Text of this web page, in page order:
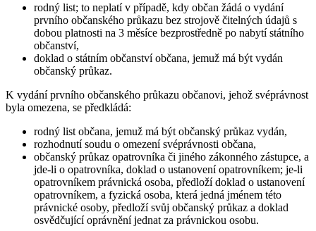
rodný list; to neplatí v případě, kdy občan žádá o vydání
prvního občanského průkazu bez strojově čitelných údajů s
dobou platnosti na 3 měsíce bezprostředně po nabytí státního
občanství,
doklad o státním občanství občana, jemuž má být vydán
občanský průkaz.
K vydání prvního občanského průkazu občanovi, jehož svéprávnost
byla omezena, se předkládá:
rodný list občana, jemuž má být občanský průkaz vydán,
rozhodnutí soudu o omezení svéprávnosti občana,
občanský průkaz opatrovníka či jiného zákonného zástupce, a
jde-li o opatrovníka, doklad o ustanovení opatrovníkem; je-li
opatrovníkem právnická osoba, předloží doklad o ustanovení
opatrovníkem, a fyzická osoba, která jedná jménem této
právnické osoby, předloží svůj občanský průkaz a doklad
osvědčující oprávnění jednat za právnickou osobu.